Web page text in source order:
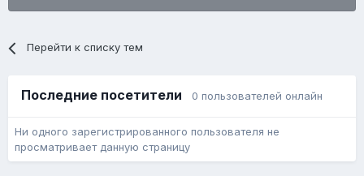
Перейти к списку тем
Последние посетители 0 пользователей онлайн
Ни одного зарегистрированного пользователя не
просматривает данную страницу